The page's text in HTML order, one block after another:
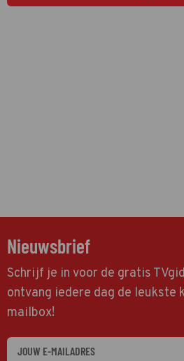
Nieuwsbrief
Schrijf je in voor de gratis
ontvang iedere dag de
mailbox!